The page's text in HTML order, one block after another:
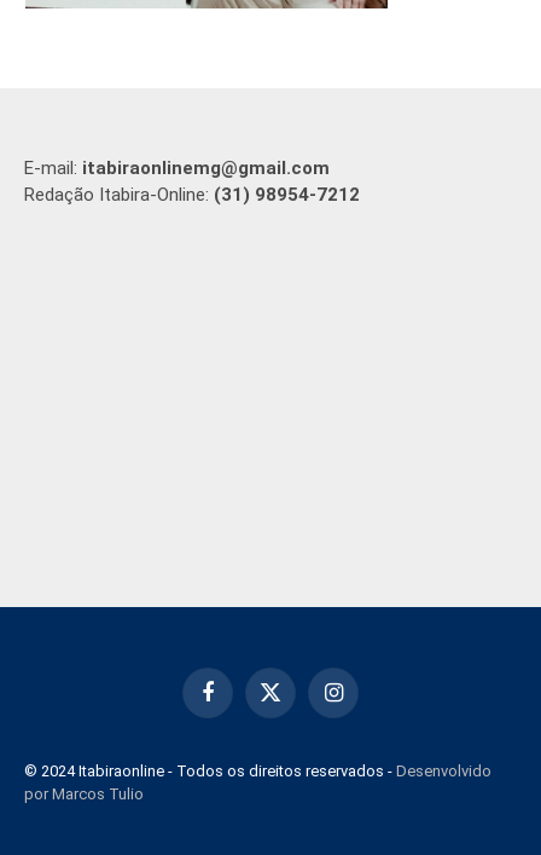
E-mail: itabiraonlinemg@gmail.com
Redação Itabira-Online: (31) 98954-7212
Facebook
X
Instagram
© 2024 Itabiraonline - Todos os direitos reservados - Desenvolvido
por Marcos Tulio